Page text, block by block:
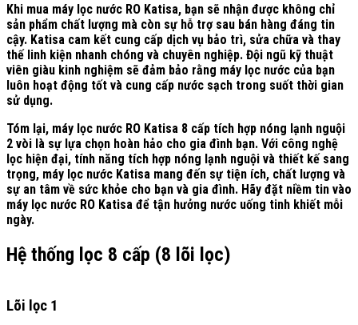
Khi mua máy lọc nước RO Katisa, bạn sẽ nhận được không chỉ
sản phẩm chất lượng mà còn sự hỗ trợ sau bán hàng đáng tin
cậy. Katisa cam kết cung cấp dịch vụ bảo trì, sửa chữa và thay
thế linh kiện nhanh chóng và chuyên nghiệp. Đội ngũ kỹ thuật
viên giàu kinh nghiệm sẽ đảm bảo rằng máy lọc nước của bạn
luôn hoạt động tốt và cung cấp nước sạch trong suốt thời gian
sử dụng.
Tóm lại, máy lọc nước RO Katisa 8 cấp tích hợp nóng lạnh nguội
2 vòi là sự lựa chọn hoàn hảo cho gia đình bạn. Với công nghệ
lọc hiện đại, tính năng tích hợp nóng lạnh nguội và thiết kế sang
trọng, máy lọc nước Katisa mang đến sự tiện ích, chất lượng và
sự an tâm về sức khỏe cho bạn và gia đình. Hãy đặt niềm tin vào
máy lọc nước RO Katisa để tận hưởng nước uống tinh khiết mỗi
ngày.
Hệ thống lọc 8 cấp (8 lõi lọc)
Lõi lọc 1